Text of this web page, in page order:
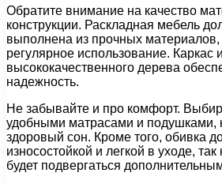
Обратите внимание на качество
конструкции. Раскладная мебель
выполнена из прочных
регулярное использование. Каркас
высококачественного дерева
надежность.
Не забывайте и про комфорт.
удобными матрасами и подушками,
здоровый сон. Кроме того, обивка
износостойкой и легкой в уходе, так
будет подвергаться